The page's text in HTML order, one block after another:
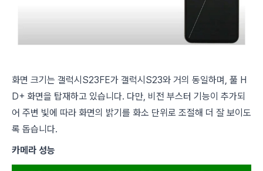
화면 크기는 갤럭시S23FE가 갤럭시S23와 거의 동일하며, 풀 H
D+ 화면을 탑재하고 있습니다. 다만, 비전 부스터 기능이 추가되
어 주변 빛에 따라 화면의 밝기를 화소 단위로 조절해 더 잘 보이도
록 돕습니다.
카메라 성능